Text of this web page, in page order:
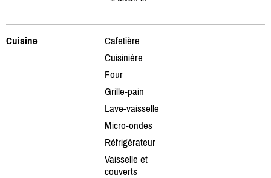
Cuisine
Cafetière
Cuisinière
Four
Grille-pain
Lave-vaisselle
Micro-ondes
Réfrigérateur
Vaisselle et
couverts